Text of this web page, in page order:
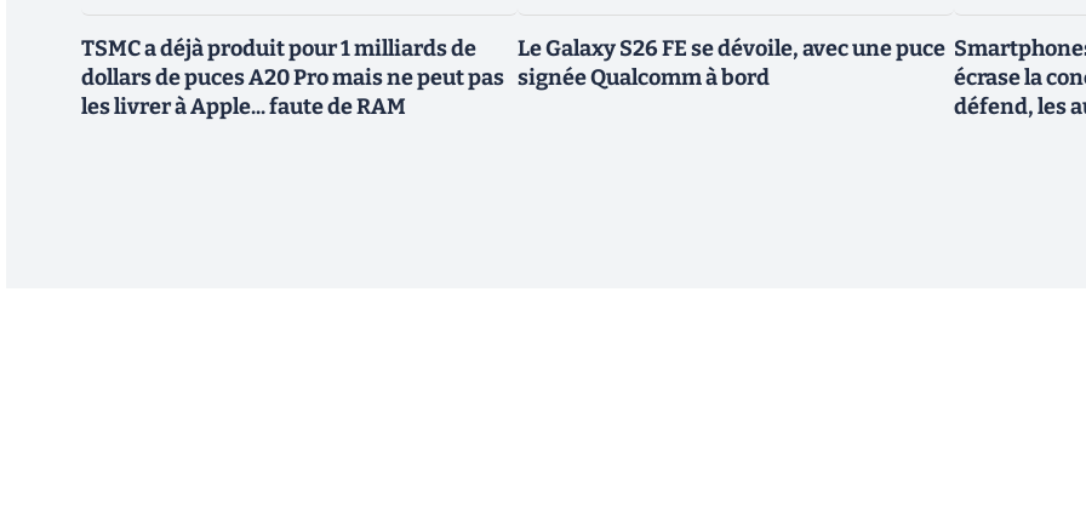
TSMC a déjà produit pour 1 milliards de
dollars de puces A20 Pro mais ne peut pas
les livrer à Apple... faute de RAM
Le Galaxy S26 FE se dévoile, avec une puce
signée Qualcomm à bord
écrase la
défend, les